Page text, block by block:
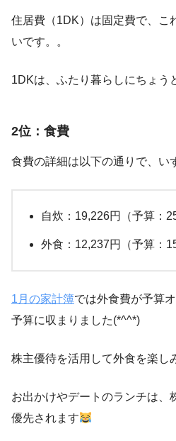
住居費（1DK）は固定費で、こ
いです。。
1DKは、ふたり暮らしにちょう
2位：食費
食費の詳細は以下の通りで、い
自炊：19,226円（予算：
外食：12,237円（予算：
1月の家計簿では外食費が予算
予算に収まりました(*^^*)
株主優待を活用して外食を楽し
お出かけやデートのランチは、
優先されます